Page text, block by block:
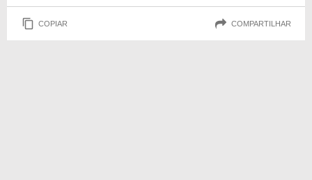
COPIAR COMPARTILHAR